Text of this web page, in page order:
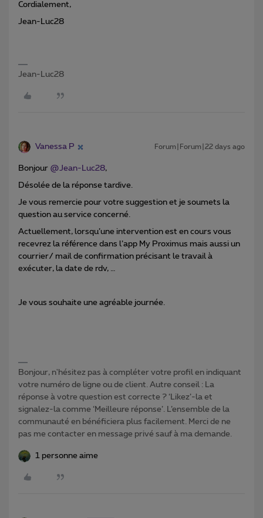
Cordialement,
Jean-Luc28
Jean-Luc28
Vanessa P Forum|Forum|22 days ago
Bonjour ​ @Jean-Luc28,
Désolée de la réponse tardive.
Je vous remercie pour votre suggestion et je soumets la
question au service concerné.
Actuellement, lorsqu’une intervention est en cours vous
recevrez la référence dans l’app My Proximus mais aussi un
courrier/ mail de confirmation précisant le travail à
exécuter, la date de rdv, …
Je vous souhaite une agréable journée.
Bonjour, n'hésitez pas à compléter votre profil en indiquant
votre numéro de ligne ou de client. Autre conseil : La
réponse à votre question est correcte ? ‘Likez’-la et
signalez-la comme ‘Meilleure réponse’. L’ensemble de la
communauté en bénéficiera plus facilement. Merci de ne
pas me contacter en message privé sauf à ma demande.
1 personne aime